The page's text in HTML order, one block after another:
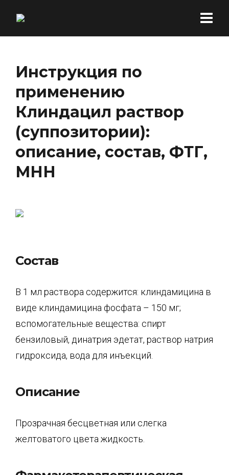
Инструкция по
применению
Клиндацил раствор
(суппозитории):
описание, состав, ФТГ,
МНН
Состав
В 1 мл раствора содержится: клиндамицина в
виде клиндамицина фосфата – 150 мг;
вспомогательные вещества: спирт
бензиловый, динатрия эдетат, раствор натрия
гидроксида, вода для инъекций.
Описание
Прозрачная бесцветная или слегка
желтоватого цвета жидкость.